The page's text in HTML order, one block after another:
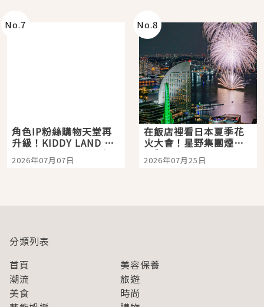
No.7
角色IP粉絲購物天堂再
升級！KIDDY LAND 原
宿店吉伊卡哇迎客，新
開幕 OMOKADO 店3分
2026年07月07日
No.8
在飯店裡看日本夏季花
火大會！星野集團煙火
景觀飯店6選，讓你不用
人擠人悠閒欣賞
2026年07月25日
分類列表
首頁
美容保養
潮流
旅遊
美食
時尚